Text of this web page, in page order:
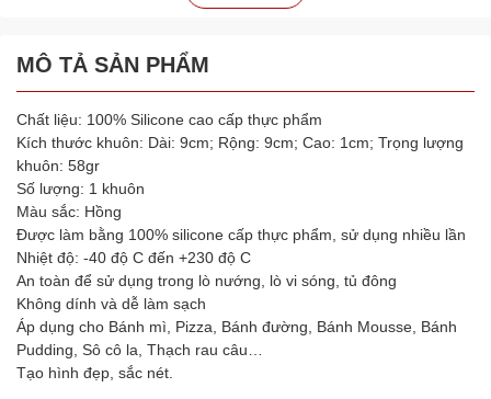
MÔ TẢ SẢN PHẨM
Chất liệu: 100% Silicone cao cấp thực phẩm
Kích thước khuôn: Dài: 9cm; Rộng: 9cm; Cao: 1cm; Trọng lượng
khuôn: 58gr
Số lượng: 1 khuôn
Màu sắc: Hồng
Được làm bằng 100% silicone cấp thực phẩm, sử dụng nhiều lần
Nhiệt độ: -40 độ C đến +230 độ C
An toàn để sử dụng trong lò nướng, lò vi sóng, tủ đông
Không dính và dễ làm sạch
Áp dụng cho Bánh mì, Pizza, Bánh đường, Bánh Mousse, Bánh
Pudding, Sô cô la, Thạch rau câu…
Tạo hình đẹp, sắc nét.